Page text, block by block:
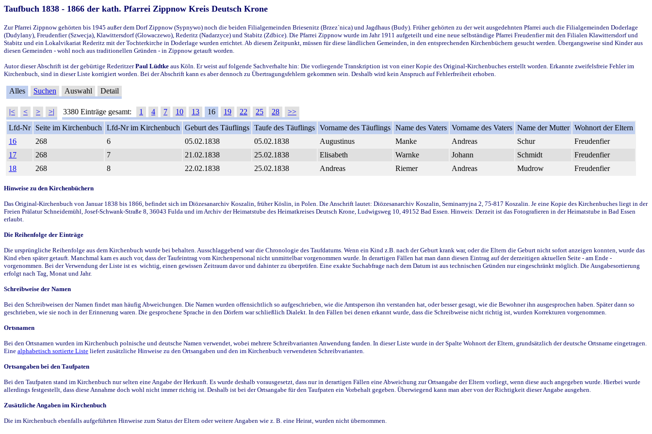
Taufbuch 1838 - 1866 der kath. Pfarrei Zippnow Kreis Deutsch Krone
Zur Pfarrei Zippnow gehörten bis 1945 außer dem Dorf Zippnow (Sypnywo) noch die beiden Filialgemeinden Briesenitz (Brzez`nica) und Jagdhaus (Budy). Früher gehörten zu der weit ausgedehnten Pfarrei auch die Filialgemeinden Doderlage
(Dudylany), Freudenfier (Szwecja), Klawittersdorf (Glowaczewo), Rederitz (Nadarzyce) und Stabitz (Zdbice). Die Pfarrei Zippnow wurde im Jahr 1911 aufgeteilt und eine neue selbständige Pfarrei Freudenfier mit den Filialen Klawittersdorf und
Stabitz und ein Lokalvikariat Rederitz mit der Tochterkirche in Doderlage wurden errichtet. Ab diesem Zeitpunkt, müssen für diese ländlichen Gemeinden, in den entsprechenden Kirchenbüchern gesucht werden. Übergangsweise sind Kinder aus
diesen Gemeinden - wohl noch aus traditionellen Gründen - in Zippnow getauft worden.
Autor dieser Abschrift ist der gebürtige RederitzerPaul Lüdtke aus Köln. Er weist auf folgende Sachverhalte hin: Die vorliegende Transkription ist von einer Kopie des Original-Kirchenbuches erstellt worden. Erkannte zweifelsfreie Fehler im
Kirchenbuch, sind in dieser Liste korrigiert worden. Bei der Abschrift kann es aber dennoch zu Übertragungsfehlern gekommen sein. Deshalb wird kein Anspruch auf Fehlerfreiheit erhoben.
Alles Suchen Auswahl Detail
|< < > >| 3380 Einträge gesamt: 1 4 7 10 13 16 19 22 25 28
>>
Lfd-Nr
Seite im Kirchenbuch Lfd-Nr im Kirchenbuch Geburt des Täuflings Taufe des Täuflings Vorname des Täuflings Name des Vaters Vorname des Vaters Name der Mutter Wohnort der Eltern
16
268 6 05.02.1838 05.02.1838 Augustinus Manke Andreas Schur
Freudenfier
17
268 7 21.02.1838 25.02.1838 Elisabeth Warnke Johann Schmidt
Freudenfier
18
268 8 22.02.1838 25.02.1838 Andreas Riemer Andreas Mudrow Freudenfier
Hinweise zu den Kirchenbüchern
Das Original-Kirchenbuch von Januar 1838 bis 1866, befindet sich im Diözesanarchiv Koszalin, früher Köslin, in Polen. Die Anschrift lautet: Diözesanarchiv Koszalin, Seminarryjna 2, 75-817 Koszalin. Je eine Kopie des Kirchenbuches liegt in der
Freien Prälatur Schneidemühl, Josef-Schwank-Straße 8, 36043 Fulda und im Archiv der Heimatstube des Heimatkreises Deutsch Krone, Ludwigsweg 10, 49152 Bad Essen. Hinweis: Derzeit ist das Fotografieren in der Heimatstube in Bad Essen
erlaubt.
Die Reihenfolge der Einträge
Die ursprüngliche Reihenfolge aus dem Kirchenbuch wurde bei behalten. Ausschlaggebend war die Chronologie des Taufdatums. Wenn ein Kind z.B. nach der Geburt krank war, oder die Eltern die Geburt nicht sofort anzeigen konnten, wurde das
Kind eben später getauft. Manchmal kam es auch vor, dass der Taufeintrag vom Kirchenpersonal nicht unmittelbar vorgenommen wurde. In derartigen Fällen hat man dann diesen Eintrag auf der derzeitigen aktuellen Seite - am Ende -
vorgenommen. Bei der Verwendung der Liste ist es wichtig, einen gewissen Zeitraum davor und dahinter zu überprüfen. Eine exakte Suchabfrage nach dem Datum ist aus technischen Gründen nur eingeschränkt möglich. Die Ausgabesortierung
erfolgt nach Tag, Monat und Jahr.
Schreibweise der Namen
Bei den Schreibweisen der Namen findet man häufig Abweichungen. Die Namen wurden offensichtlich so aufgeschrieben, wie die Amtsperson ihn verstanden hat, oder besser gesagt, wie die Bewohner ihn ausgesprochen haben. Später dann so
geschrieben, wie sie noch in der Erinnerung waren. Die gesprochene Sprache in den Dörfern war schließlich Dialekt. In den Fällen bei denen erkannt wurde, dass die Schreibweise nicht richtig ist, wurden Korrekturen vorgenommen.
Ortsnamen
Bei den Ortsnamen wurden im Kirchenbuch polnische und deutsche Namen verwendet, wobei mehrere Schreibvarianten Anwendung fanden. In dieser Liste wurde in der Spalte Wohnort der Eltern, grundsätzlich der deutsche Ortsname eingetragen.
Eine alphabetisch sortierte Liste liefert zusätzliche Hinweise zu den Ortsangaben und den im Kirchenbuch verwendeten Schreibvarianten.
Ortsangaben bei den Taufpaten
Bei den Taufpaten stand im Kirchenbuch nur selten eine Angabe der Herkunft. Es wurde deshalb vorausgesetzt, dass nur in derartigen Fällen eine Abweichung zur Ortsangabe der Eltern vorliegt, wenn diese auch angegeben wurde. Hierbei wurde
allerdings festgestellt, dass diese Annahme doch wohl nicht immer richtig ist. Deshalb ist bei der Ortsangabe für den Taufpaten ein Vorbehalt gegeben. Überwiegend kann man aber von der Richtigkeit dieser Angabe ausgehen.
Zusätzliche Angaben im Kirchenbuch
Die im Kirchenbuch ebenfalls aufgeführten Hinweise zum Status der Eltern oder weitere Angaben wie z. B. eine Heirat, wurden nicht übernommen.